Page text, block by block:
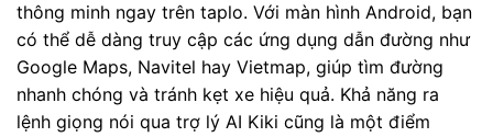
thông minh ngay trên taplo. Với màn hình Android, bạn
có thể dễ dàng truy cập các ứng dụng dẫn đường như
Google Maps, Navitel hay Vietmap, giúp tìm đường
nhanh chóng và tránh kẹt xe hiệu quả. Khả năng ra
lệnh giọng nói qua trợ lý AI Kiki cũng là một điểm